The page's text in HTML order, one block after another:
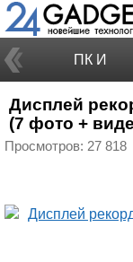
ПК И
НОУТБУКИ
Дисплей
(7 фото +
Просмотров: 27 818